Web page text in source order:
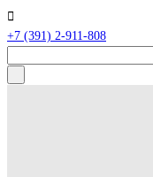
+7 (391) 2-911-808